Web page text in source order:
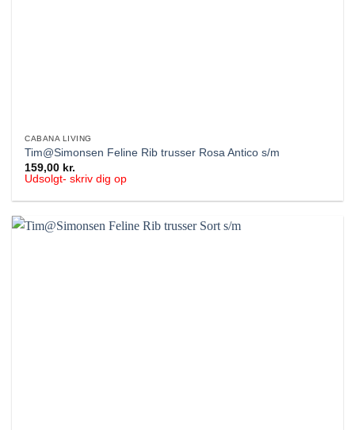
CABANA LIVING
Tim@Simonsen Feline Rib trusser Rosa Antico s/m
159,00 kr.
Udsolgt- skriv dig op